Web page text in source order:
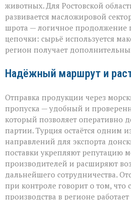
животных. Для Ростовской
развивается масложировой
шрота — логичное продолжение
цепочки: сырьё используется
регион получает
Надёжный маршрут и
Отправка продукции через
пропуска — удобный и
который позволяет оперативно
партии. Турция остаётся одним
направлений для экспорта
поставки укрепляют репутацию
производителей и расширяют
дальнейшего сотрудничества.
при контроле говорит о том, что
производства в регионе